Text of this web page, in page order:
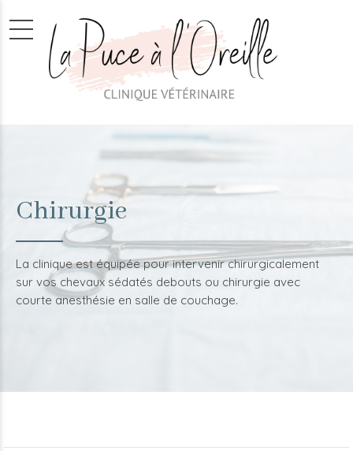
Chirurgie
La clinique est équipée pour intervenir chirurgicalement
sur vos chevaux sédatés debouts ou chirurgie avec
courte anesthésie en salle de couchage.